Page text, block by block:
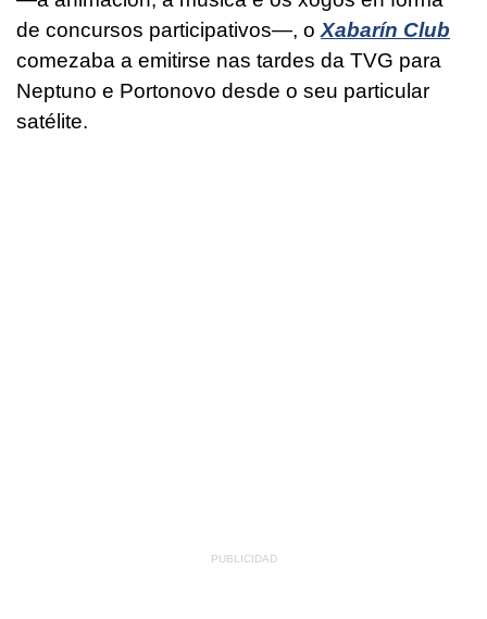
de concursos participativos—, o Xabarín Club
comezaba a emitirse nas tardes da TVG para
Neptuno e Portonovo desde o seu particular
satélite.